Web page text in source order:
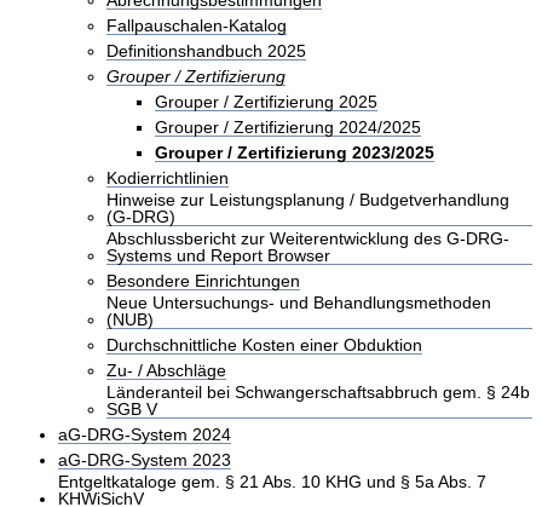
Fallpauschalen-Katalog
Definitionshandbuch 2025
Grouper / Zertifizierung
Grouper / Zertifizierung 2025
Grouper / Zertifizierung 2024/2025
Grouper / Zertifizierung 2023/2025
Kodierrichtlinien
Hinweise zur Leistungsplanung / Budgetverhandlung
(G-DRG)
Abschlussbericht zur Weiterentwicklung des G-DRG-
Systems und Report Browser
Besondere Einrichtungen
Neue Untersuchungs- und Behandlungsmethoden
(NUB)
Durchschnittliche Kosten einer Obduktion
Zu- / Abschläge
Länderanteil bei Schwangerschaftsabbruch gem. § 24b
SGB V
aG-DRG-System 2024
aG-DRG-System 2023
Entgeltkataloge gem. § 21 Abs. 10 KHG und § 5a Abs. 7
KHWiSichV